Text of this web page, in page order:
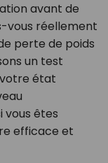
avant de
vous réellement
perte de poids
un test
état
vous êtes
efficace et